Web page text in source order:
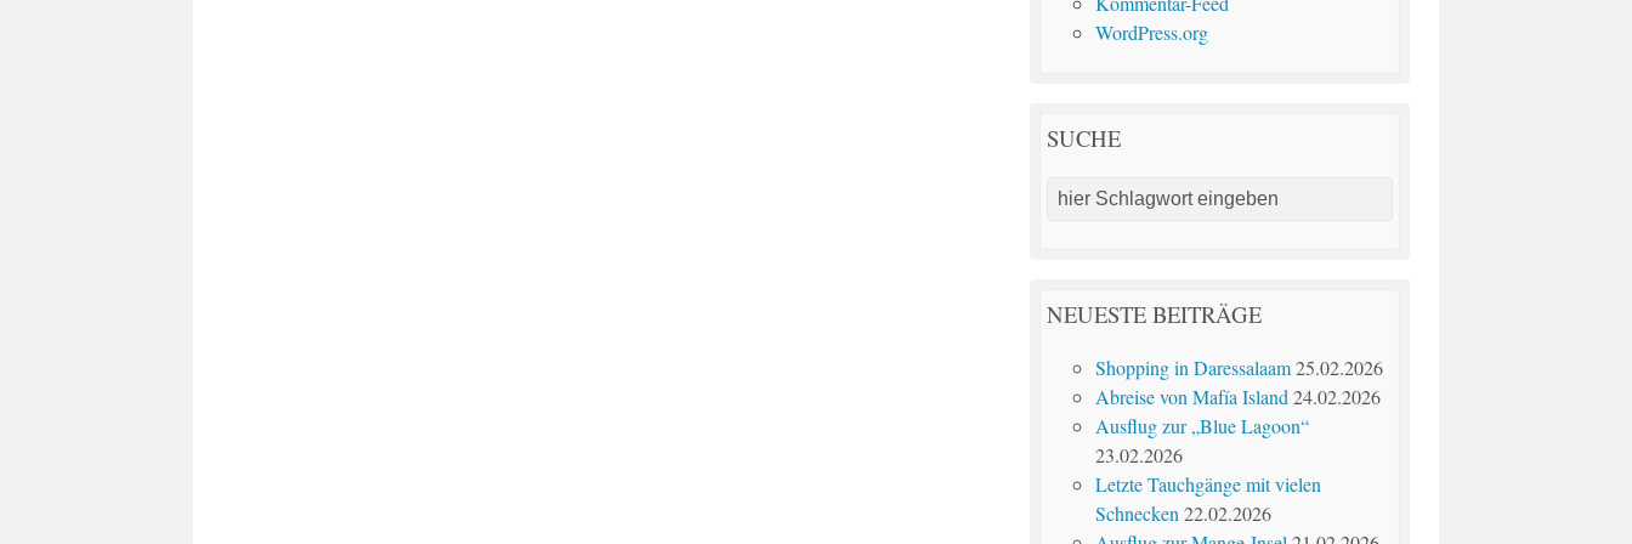
WordPress.org
SUCHE
NEUESTE BEITRÄGE
Shopping in Daressalaam 25.02.2026
Abreise von Mafía Island 24.02.2026
Ausflug zur „Blue Lagoon“
23.02.2026
Letzte Tauchgänge mit vielen
Schnecken 22.02.2026